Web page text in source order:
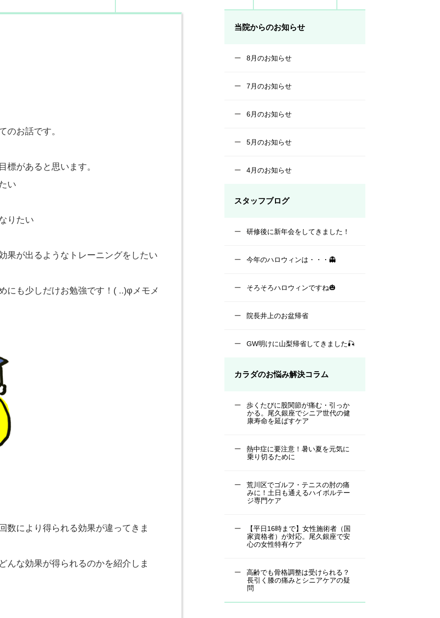
のお話です。
標があると思います。
い
りたい
果が出るようなトレーニングをしたい
にも少しだけお勉強です！( ..)φメモメ
数により得られる効果が違ってきま
んな効果が得られるのかを紹介しま
当院からのお知らせ
8月のお知らせ
7月のお知らせ
6月のお知らせ
5月のお知らせ
4月のお知らせ
スタッフブログ
研修後に新年会をしてきました！
今年のハロウィンは・・・👻
そろそろハロウィンですね🎃
院長井上のお盆帰省
GW明けに山梨帰省してきました🎣
カラダのお悩み解決コラム
歩くたびに股関節が痛む・引っか
かる。尾久銀座でシニア世代の健
康寿命を延ばすケア
熱中症に要注意！暑い夏を元気に
乗り切るために
荒川区でゴルフ・テニスの肘の痛
みに！土日も通えるハイボルテー
ジ専門ケア
【平日16時まで】女性施術者（国
家資格者）が対応。尾久銀座で安
心の女性特有ケア
高齢でも骨格調整は受けられる？
長引く膝の痛みとシニアケアの疑
問